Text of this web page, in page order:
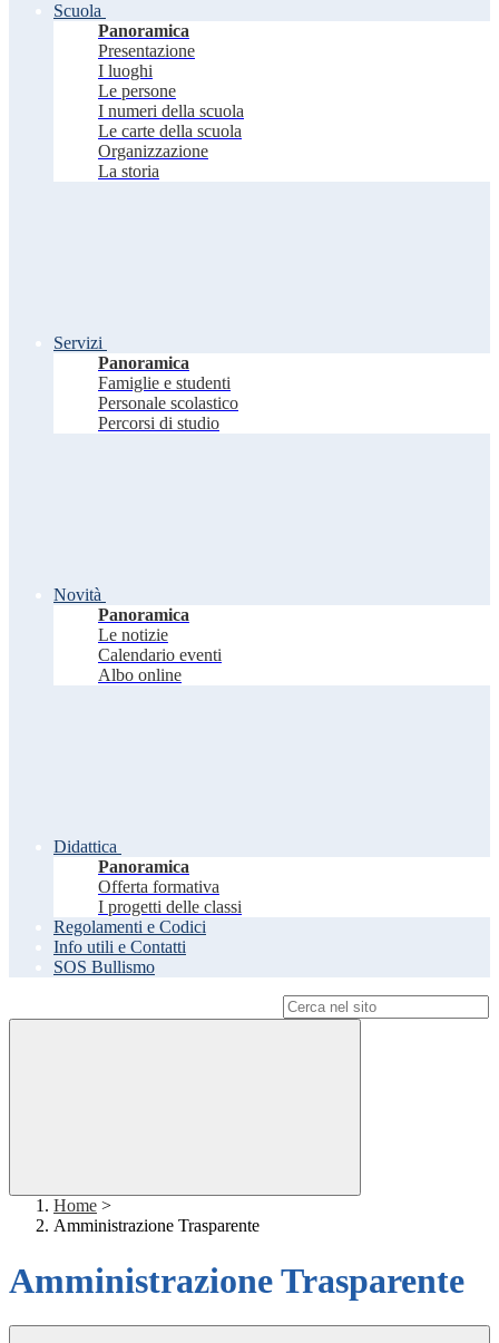
Scuola
Panoramica
Presentazione
I luoghi
Le persone
I numeri della scuola
Le carte della scuola
Organizzazione
La storia
Servizi
Panoramica
Famiglie e studenti
Personale scolastico
Percorsi di studio
Novità
Panoramica
Le notizie
Calendario eventi
Albo online
Didattica
Panoramica
Offerta formativa
I progetti delle classi
Regolamenti e Codici
Info utili e Contatti
SOS Bullismo
Home >
Amministrazione Trasparente
Amministrazione Trasparente